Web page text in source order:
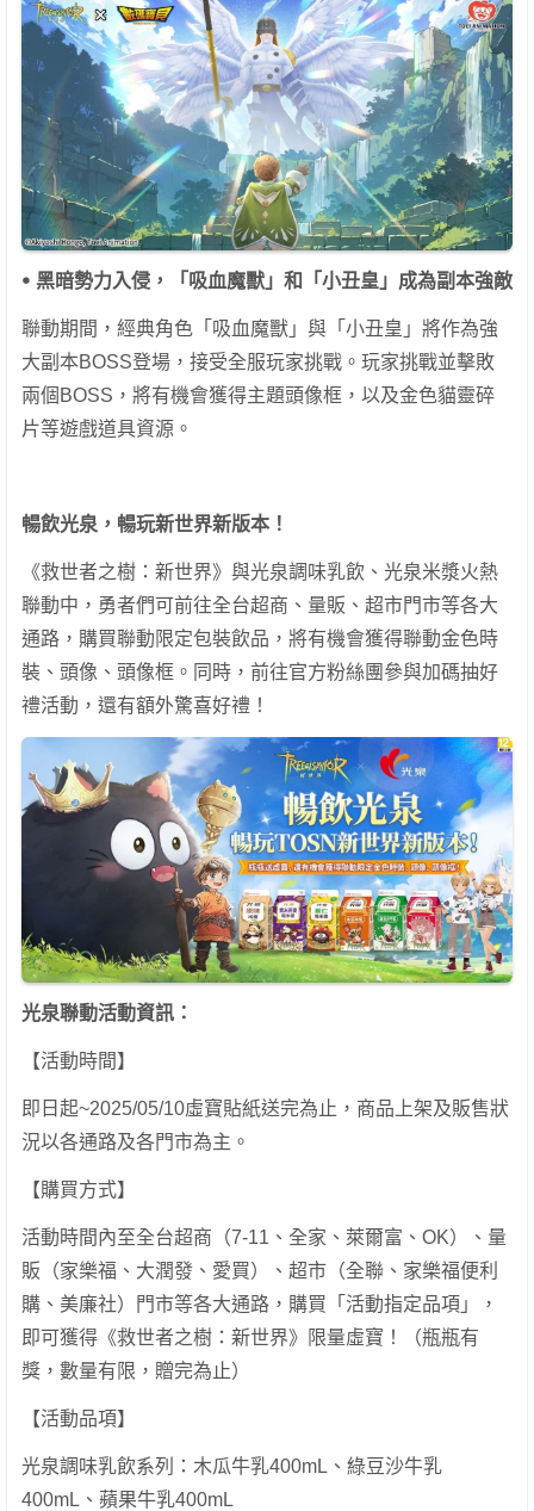
ꔷ 黑暗勢力入侵，「吸血魔獸」和「小丑皇」成為副本強敵
聯動期間，經典角色「吸血魔獸」與「小丑皇」將作為強
大副本BOSS登場，接受全服玩家挑戰。玩家挑戰並擊敗
兩個BOSS，將有機會獲得主題頭像框，以及金色貓靈碎
片等遊戲道具資源。
暢飲光泉，暢玩新世界新版本！
《救世者之樹：新世界》與光泉調味乳飲、光泉米漿火熱
聯動中，勇者們可前往全台超商、量販、超市門市等各大
通路，購買聯動限定包裝飲品，將有機會獲得聯動金色時
裝、頭像、頭像框。同時，前往官方粉絲團參與加碼抽好
禮活動，還有額外驚喜好禮！
光泉聯動活動資訊：
【活動時間】
即日起~2025/05/10虛寶貼紙送完為止，商品上架及販售狀
況以各通路及各門市為主。
【購買方式】
活動時間內至全台超商（7-11、全家、萊爾富、OK）、量
販（家樂福、大潤發、愛買）、超市（全聯、家樂福便利
購、美廉社）門市等各大通路，購買「活動指定品項」，
即可獲得《救世者之樹：新世界》限量虛寶！（瓶瓶有
獎，數量有限，贈完為止）
【活動品項】
光泉調味乳飲系列：木瓜牛乳400mL、綠豆沙牛乳
400mL、蘋果牛乳400mL